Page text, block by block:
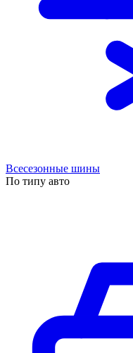
Всесезонные шины
По типу авто